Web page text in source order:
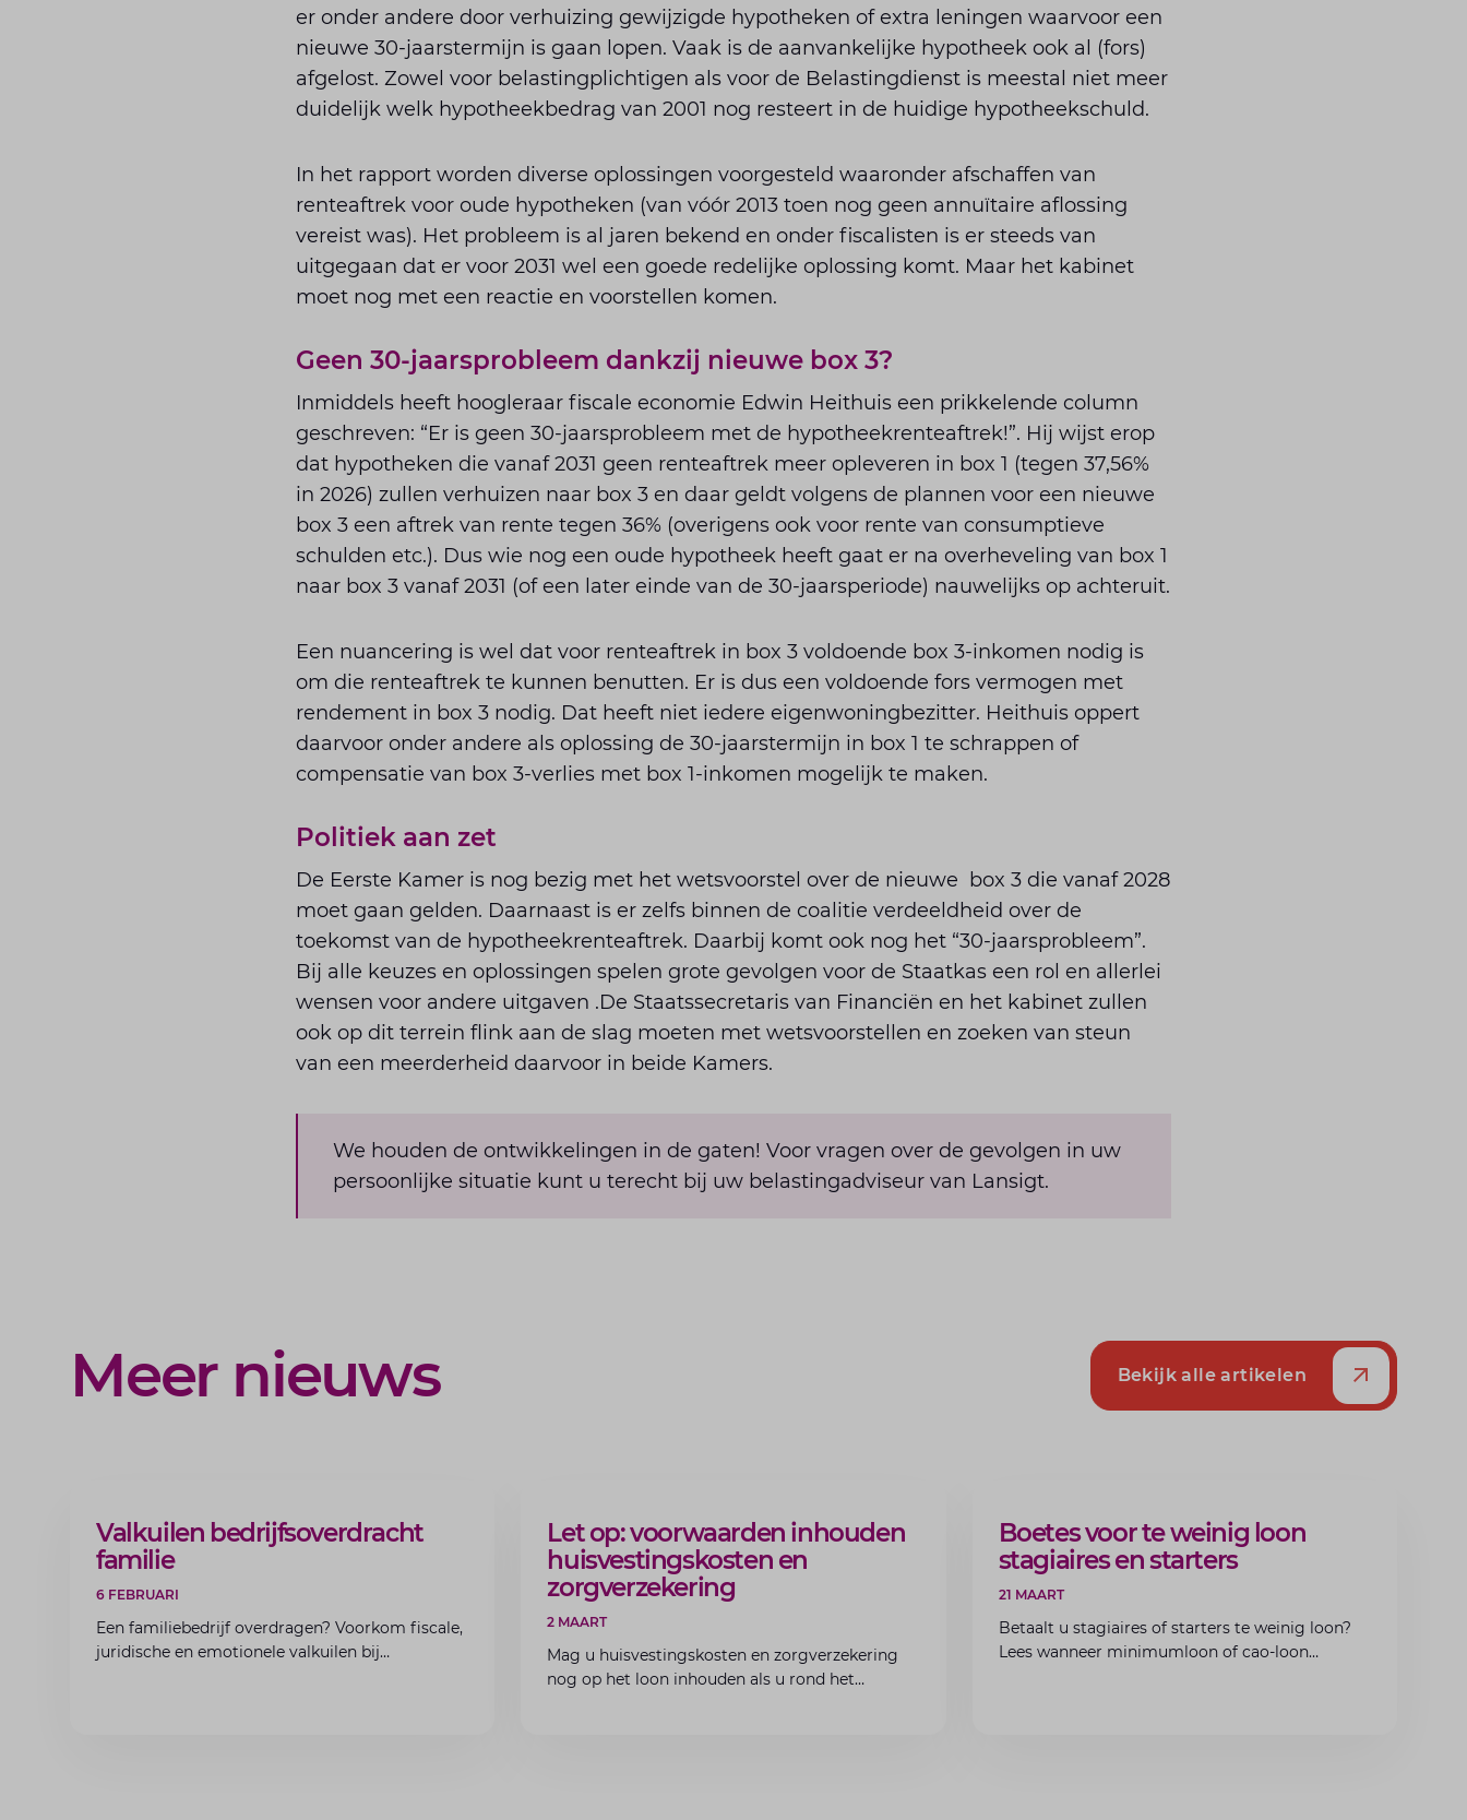
er onder andere door verhuizing gewijzigde hypotheken of extra leningen waarvoor een
nieuwe 30-jaarstermijn is gaan lopen. Vaak is de aanvankelijke hypotheek ook al (fors)
afgelost. Zowel voor belastingplichtigen als voor de Belastingdienst is meestal niet meer
duidelijk welk hypotheekbedrag van 2001 nog resteert in de huidige hypotheekschuld.
In het rapport worden diverse oplossingen voorgesteld waaronder afschaffen van
renteaftrek voor oude hypotheken (van vóór 2013 toen nog geen annuïtaire aflossing
vereist was). Het probleem is al jaren bekend en onder fiscalisten is er steeds van
uitgegaan dat er voor 2031 wel een goede redelijke oplossing komt. Maar het kabinet
moet nog met een reactie en voorstellen komen.
Geen 30-jaarsprobleem dankzij nieuwe box 3?
Inmiddels heeft hoogleraar fiscale economie Edwin Heithuis een prikkelende column
geschreven: “Er is geen 30-jaarsprobleem met de hypotheekrenteaftrek!”. Hij wijst erop
dat hypotheken die vanaf 2031 geen renteaftrek meer opleveren in box 1 (tegen 37,56%
in 2026) zullen verhuizen naar box 3 en daar geldt volgens de plannen voor een nieuwe
box 3 een aftrek van rente tegen 36% (overigens ook voor rente van consumptieve
schulden etc.). Dus wie nog een oude hypotheek heeft gaat er na overheveling van box 1
naar box 3 vanaf 2031 (of een later einde van de 30-jaarsperiode) nauwelijks op achteruit.
Een nuancering is wel dat voor renteaftrek in box 3 voldoende box 3-inkomen nodig is
om die renteaftrek te kunnen benutten. Er is dus een voldoende fors vermogen met
rendement in box 3 nodig. Dat heeft niet iedere eigenwoningbezitter. Heithuis oppert
daarvoor onder andere als oplossing de 30-jaarstermijn in box 1 te schrappen of
compensatie van box 3-verlies met box 1-inkomen mogelijk te maken.
Politiek aan zet
De Eerste Kamer is nog bezig met het wetsvoorstel over de nieuwe box 3 die vanaf 2028
moet gaan gelden. Daarnaast is er zelfs binnen de coalitie verdeeldheid over de
toekomst van de hypotheekrenteaftrek. Daarbij komt ook nog het “30-jaarsprobleem”.
Bij alle keuzes en oplossingen spelen grote gevolgen voor de Staatkas een rol en allerlei
wensen voor andere uitgaven .De Staatssecretaris van Financiën en het kabinet zullen
ook op dit terrein flink aan de slag moeten met wetsvoorstellen en zoeken van steun
van een meerderheid daarvoor in beide Kamers.
We houden de ontwikkelingen in de gaten! Voor vragen over de gevolgen in uw
persoonlijke situatie kunt u terecht bij uw belastingadviseur van Lansigt.
Meer nieuws Bekijk alle artikelen
ARTIKEL
Valkuilen bedrijfsoverdracht
familie
6 FEBRUARI
Een familiebedrijf overdragen? Voorkom fiscale,
juridische en emotionele valkuilen bij
ARTIKEL
Let op: voorwaarden inhouden
huisvestingskosten en
zorgverzekering
2 MAART
Mag u huisvestingskosten en zorgverzekering
nog op het loon inhouden als u rond het
ARTIKEL
Boetes voor te weinig loon
stagiaires en starters
21 MAART
Betaalt u stagiaires of starters te weinig loon?
Lees wanneer minimumloon of cao-loon